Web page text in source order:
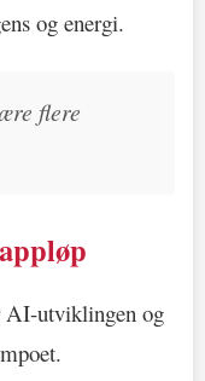
og energi.
flere
AI-utviklingen og